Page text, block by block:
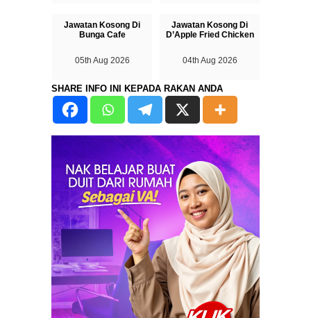
Jawatan Kosong Di
Bunga Cafe
05th Aug 2026
Jawatan Kosong Di
D’Apple Fried Chicken
04th Aug 2026
SHARE INFO INI KEPADA RAKAN ANDA